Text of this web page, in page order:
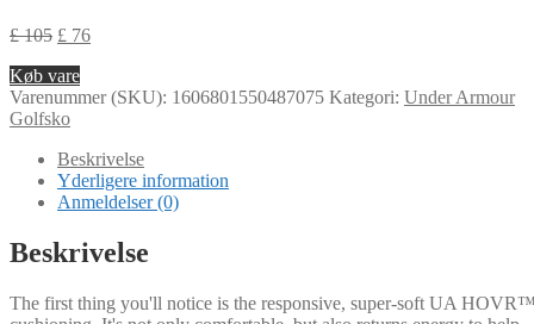
£105 £ 76
Køb vare
Varenummer (SKU): 1606801550487075 Kategori: Under Armour
Golfsko
Beskrivelse
Yderligere information
Anmeldelser (0)
Beskrivelse
The first thing you'll notice is the responsive, super-soft UA